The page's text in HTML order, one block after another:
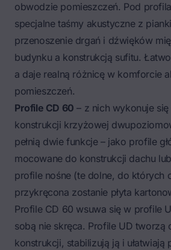
obwodzie pomieszczeń. Pod
specjalne taśmy akustyczne z
przenoszenie drgań i dźwięków
budynku a konstrukcją sufitu.
a daje realną różnicę w komforcie
pomieszczeń.
Profile CD 60 – z nich wykonuje
konstrukcji krzyżowej
pełnią dwie funkcje – jako profile
mocowane do konstrukcji dachu
profile nośne (te dolne, do których
przykręcona zostanie płyta
Profile CD 60 wsuwa się w profile
sobą nie skręca. Profile UD tworzą
konstrukcji, stabilizują ją i ułatwiają